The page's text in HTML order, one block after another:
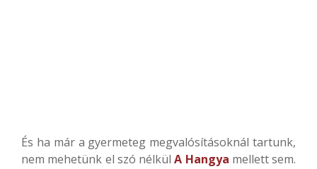
És ha már a gyermeteg megvalósításoknál tartunk,
nem mehetünk el szó nélkülA Hangya mellett sem.